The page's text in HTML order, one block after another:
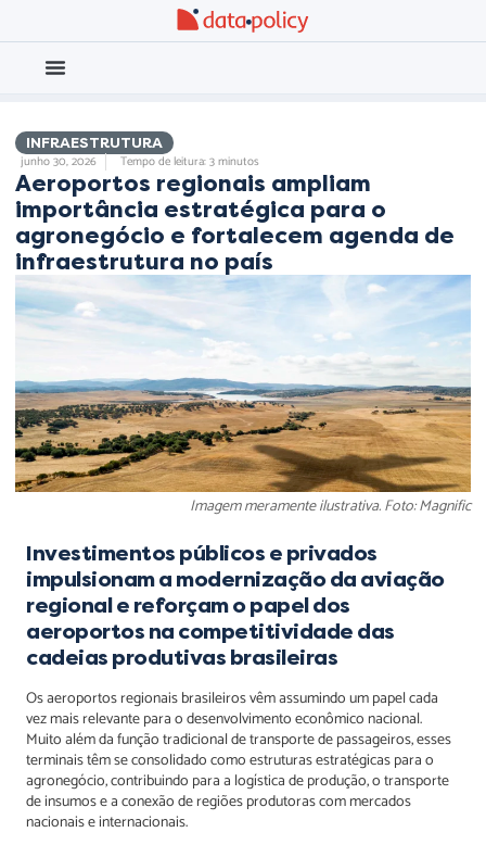
INFRAESTRUTURA
junho 30, 2026 Tempo de leitura: 3 minutos
Aeroportos regionais ampliam
importância estratégica para o
agronegócio e fortalecem agenda de
infraestrutura no país
Imagem meramente ilustrativa. Foto: Magnific
Investimentos públicos e privados
impulsionam a modernização da aviação
regional e reforçam o papel dos
aeroportos na competitividade das
cadeias produtivas brasileiras
Os aeroportos regionais brasileiros vêm assumindo um papel cada
vez mais relevante para o desenvolvimento econômico nacional.
Muito além da função tradicional de transporte de passageiros, esses
terminais têm se consolidado como estruturas estratégicas para o
agronegócio, contribuindo para a logística de produção, o transporte
de insumos e a conexão de regiões produtoras com mercados
nacionais e internacionais.